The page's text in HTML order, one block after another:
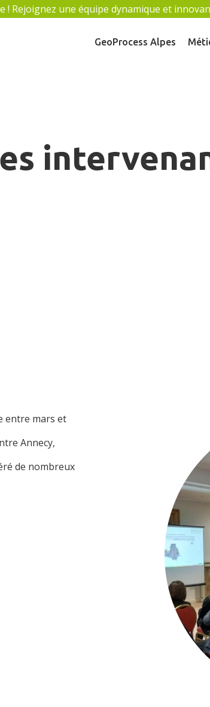
! Rejoignez une équipe dynamique et
GeoProcess Alpes
entre mars et
Annecy,
de nombreux